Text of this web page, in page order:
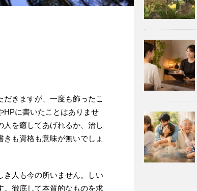
きますが、一度も飾ったこ
HPに書いたことはありませ
を癒してあげれるか、治し
も資格も意味が無いでしょ
き人も今の所いません。しい
。徹底して本質的なものを求